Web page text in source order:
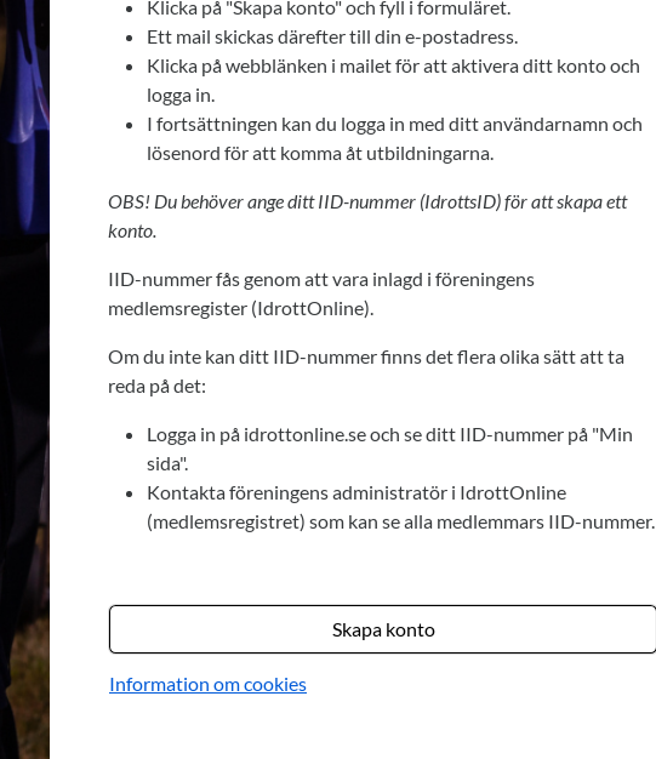
Klicka på "Skapa konto" och fyll i formuläret.
Ett mail skickas därefter till din e-postadress.
Klicka på webblänken i mailet för att aktivera ditt konto och
logga in.
I fortsättningen kan du logga in med ditt användarnamn och
lösenord för att komma åt utbildningarna.
OBS! Du behöver ange ditt IID-nummer (IdrottsID) för att skapa ett
konto.
IID-nummer fås genom att vara inlagd i föreningens
medlemsregister (IdrottOnline).
Om du inte kan ditt IID-nummer finns det flera olika sätt att ta
reda på det:
Logga in på idrottonline.se och se ditt IID-nummer på "Min
sida".
Kontakta föreningens administratör i IdrottOnline
(medlemsregistret) som kan se alla medlemmars IID-nummer.
Skapa konto
Information om cookies